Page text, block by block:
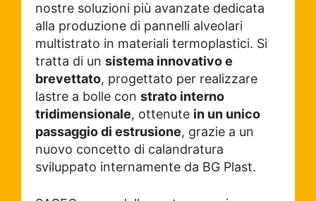
nostre soluzioni più avanzate dedicata
alla produzione di pannelli alveolari
multistrato in materiali termoplastici. Si
tratta di un sistema innovativo e
brevettato, progettato per realizzare
lastre a bolle con strato interno
tridimensionale, ottenute in un unico
passaggio di estrusione, grazie a un
nuovo concetto di calandratura
sviluppato internamente da BG Plast.